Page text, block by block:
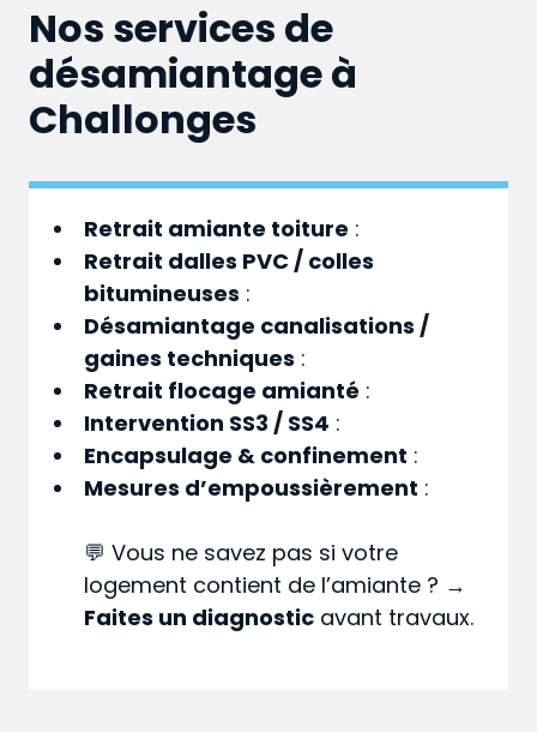
Nos services de
désamiantage à
Challonges
Retrait amiante toiture :
Retrait dalles PVC / colles
bitumineuses :
Désamiantage canalisations /
gaines techniques :
Retrait flocage amianté :
Intervention SS3 / SS4 :
Encapsulage & confinement :
Mesures d’empoussièrement :
💬 Vous ne savez pas si votre
logement contient de l’amiante ? →
Faites un diagnostic avant travaux.